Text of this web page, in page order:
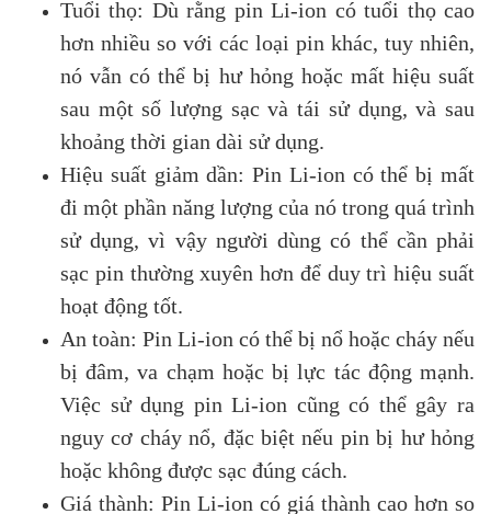
Tuổi thọ: Dù rằng pin Li-ion có tuổi thọ cao
hơn nhiều so với các loại pin khác, tuy nhiên,
nó vẫn có thể bị hư hỏng hoặc mất hiệu suất
sau một số lượng sạc và tái sử dụng, và sau
khoảng thời gian dài sử dụng.
Hiệu suất giảm dần: Pin Li-ion có thể bị mất
đi một phần năng lượng của nó trong quá trình
sử dụng, vì vậy người dùng có thể cần phải
sạc pin thường xuyên hơn để duy trì hiệu suất
hoạt động tốt.
An toàn: Pin Li-ion có thể bị nổ hoặc cháy nếu
bị đâm, va chạm hoặc bị lực tác động mạnh.
Việc sử dụng pin Li-ion cũng có thể gây ra
nguy cơ cháy nổ, đặc biệt nếu pin bị hư hỏng
hoặc không được sạc đúng cách.
Giá thành: Pin Li-ion có giá thành cao hơn so